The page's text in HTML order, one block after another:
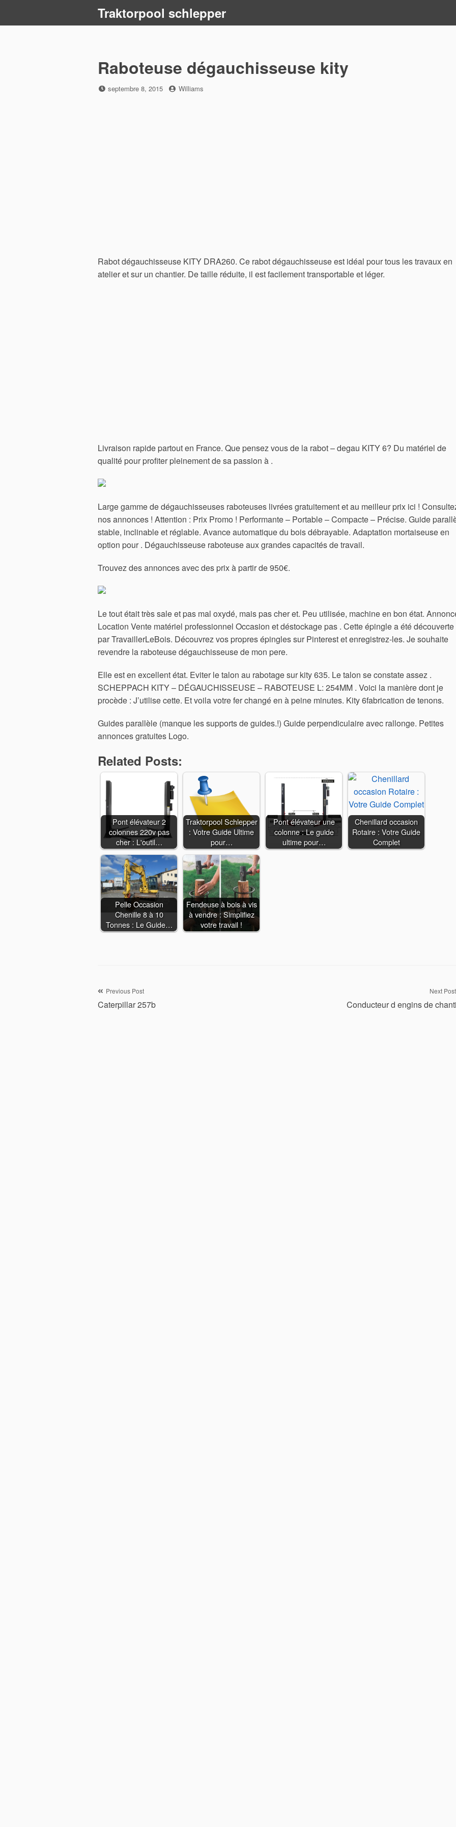
Traktorpool schlepper
Raboteuse dégauchisseuse kity
Posted
septembre 8, 2015 by
Williams
Rabot dégauchisseuse KITY DRA260. Ce rabot dégauchisseuse est idéal pour tous les travaux en
atelier et sur un chantier. De taille réduite, il est facilement transportable et léger.
Livraison rapide partout en France. Que pensez vous de la rabot – degau KITY 6? Du matériel de
qualité pour profiter pleinement de sa passion à .
Large gamme de dégauchisseuses raboteuses livrées gratuitement et au meilleur prix ici !
nos annonces ! Attention : Prix Promo ! Performante – Portable – Compacte – Précise. Guide
stable, inclinable et réglable. Avance automatique du bois débrayable. Adaptation mortaiseuse en
option pour . Dégauchisseuse raboteuse aux grandes capacités de travail.
Trouvez des annonces avec des prix à partir de 950€.
Le tout était très sale et pas mal oxydé, mais pas cher et. Peu utilisée, machine en bon état.
Location Vente matériel professionnel Occasion et déstockage pas . Cette épingle a été découverte
par TravaillerLeBois. Découvrez vos propres épingles sur Pinterest et enregistrez-les. Je souhaite
revendre la raboteuse dégauchisseuse de mon pere.
Elle est en excellent état. Eviter le talon au rabotage sur kity 635. Le talon se constate assez .
SCHEPPACH KITY – DÉGAUCHISSEUSE – RABOTEUSE L: 254MM . Voici la manière dont je
procède : J’utilise cette. Et voila votre fer changé en à peine minutes. Kity 6fabrication de tenons.
Guides parallèle (manque les supports de guides.!) Guide perpendiculaire avec rallonge. Petites
annonces gratuites Logo.
Related Posts:
Pont élévateur 2
colonnes 220v pas
cher : L'outil…
Traktorpool Schlepper
: Votre Guide Ultime
pour…
Pont élévateur une
colonne : Le guide
ultime pour…
Chenillard occasion
Rotaire : Votre Guide
Complet
Pelle Occasion
Chenille 8 à 10
Tonnes : Le Guide…
Fendeuse à bois à vis
à vendre : Simplifiez
votre travail !
Navigation
Previous Post
Caterpillar 257b
Next Post
Conducteur d engins de